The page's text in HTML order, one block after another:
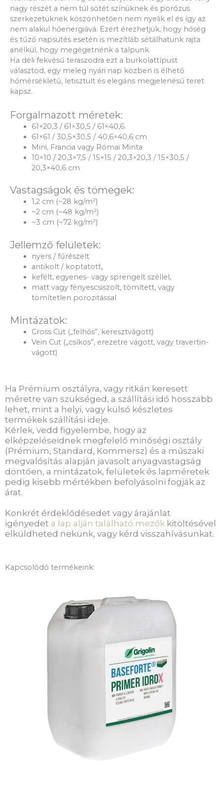
nagy részét a nem túl sötét színüknek és porózus
szerkezetüknek köszönhetően nem nyelik el és így az
nem alakul hőenergiává. Ezért érezhetjük, hogy hőség
és tűző napsütés esetén is mezítláb sétálhatunk rajta
anélkül, hogy megégetnénk a talpunk.
Ha déli fekvésű teraszodra ezt a burkolattípust
választod, egy meleg nyári nap közben is élhető
hőmérsékletű, letisztult és elegáns megjelenésű teret
kapsz.
Forgalmazott méretek:
61×20,3 / 61×30,5 / 61×40,6
61×61 / 30,5×30,5 / 40,6×40,6 cm
Mini, Francia vagy Római Minta
10×10 / 20,3×7,5 / 15×15 / 20,3×20,3 / 15×30,5 /
20,3×40,6 cm
Vastagságok és tömegek:
1,2 cm (~28 kg/m²)
~2 cm (~48 kg/m²)
~3 cm (~72 kg/m²)
Jellemző felületek:
nyers / fűrészelt
antikolt / koptatott,
kefélt, egyenes- vagy sprengelt széllel,
matt vagy fényescsiszolt, tömített, vagy
tömítetlen porozitással
Mintázatok:
Cross Cut („felhős”, keresztvágott)
Vein Cut („csíkos”, erezetre vágott, vagy travertin-
vágott)
Ha Prémium osztályra, vagy ritkán keresett
méretre van szükséged, a szállítási idő hosszabb
lehet, mint a helyi, vagy külső készletes
termékek szállítási ideje.
Kérlek, vedd figyelembe, hogy az
elképzeléseidnek megfelelő minőségi osztály
(Prémium, Standard, Kommersz) és a műszaki
megvalósítás alapján javasolt anyagvastagság
döntően, a mintázatok, felületek és lapméretek
pedig kisebb mértékben befolyásolni fogják az
árat.
Konkrét érdeklődésedet vagy árajánlat
igényedet a lap alján található mezők kitöltésével
elküldheted nekünk, vagy kérd visszahívásunkat.
Kapcsolódó termékeink: